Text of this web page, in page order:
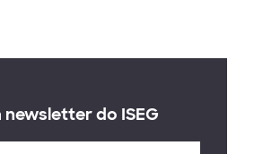
newsletter do ISEG